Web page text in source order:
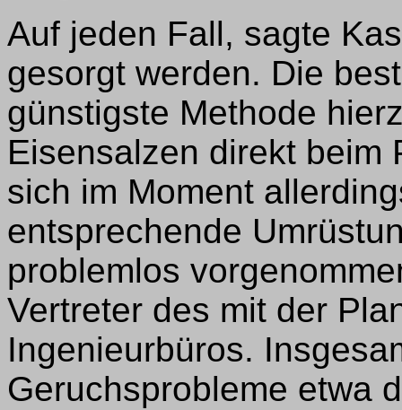
Auf jeden Fall, sagte
gesorgt werden. Die
günstigste Methode
Eisensalzen direkt beim
sich im Moment
entsprechende
problemlos
Vertreter des mit der
Ingenieurbüros.
Geruchsprobleme etwa